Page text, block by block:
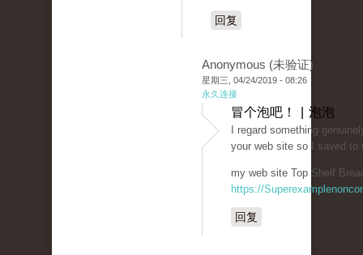
回复
Anonymous (未验证)
星期三, 04/24/2019 - 08:26
永久连接
冒个泡吧！ | 泡泡
I regard something
your web site so I saved to
my web site Top Shelf
https://
回复